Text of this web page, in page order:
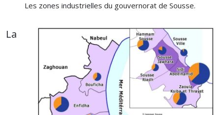
Les zones industrielles du gouvernorat de Sousse.
La